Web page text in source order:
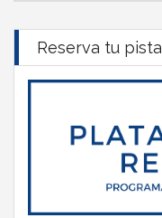
Reserva tu pista